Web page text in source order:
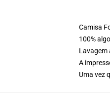
Camisa
100%
Lavagem
A
Uma vez